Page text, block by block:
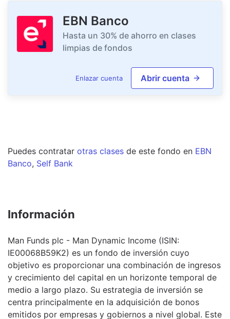
EBN Banco
Hasta un 30% de ahorro en clases
limpias de fondos
Enlazar cuenta Abrir cuenta
Puedes contratar otras clases de este fondo en EBN
Banco, Self Bank
Información
Man Funds plc - Man Dynamic Income (ISIN:
IE00068B59K2) es un fondo de inversión cuyo
objetivo es proporcionar una combinación de ingresos
y crecimiento del capital en un horizonte temporal de
medio a largo plazo. Su estrategia de inversión se
centra principalmente en la adquisición de bonos
emitidos por empresas y gobiernos a nivel global. Este